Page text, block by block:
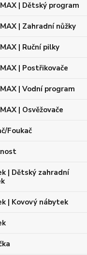
| Dětský program
| Zahradní nůžky
| Ruční pilky
| Postřikovače
| Vodní program
| Osvěžovače
Foukač
| Dětský zahradní
| Kovový nábytek